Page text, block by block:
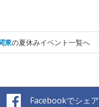
東の夏休みイベント一覧へ
Facebookでシェア